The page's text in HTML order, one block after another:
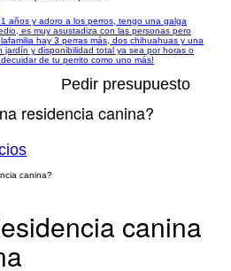
años y adoro a los perros, tengo una galga
es muy asustadiza con las personas pero
hay 3 perras más, dos chihuahuas y una
y disponibilidad total ya sea por horas o
de tu perrito como uno más!
Pedir presupuesto
residencia canina?
canina